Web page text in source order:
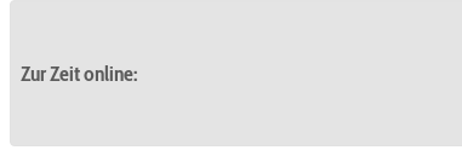
Zur Zeit online: